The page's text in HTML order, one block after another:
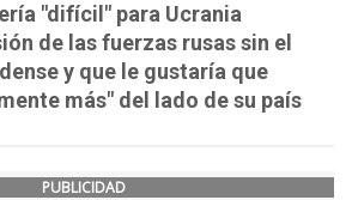
"difícil" para Ucrania
de las fuerzas rusas sin el
y que le gustaría que
más" del lado de su país
PUBLICIDAD